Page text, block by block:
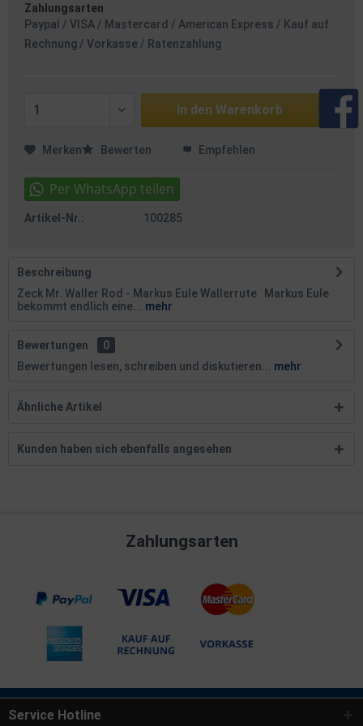
Zahlungsarten
Paypal / VISA / Mastercard / American Express / Kauf auf
Rechnung / Vorkasse / Ratenzahlung
In den Warenkorb
Merken Bewerten Empfehlen
Artikel-Nr.: 100285
Beschreibung
Zeck Mr. Waller Rod - Markus Eule Wallerrute Markus Eule
bekommt endlich eine...
mehr
Bewertungen
0
Bewertungen lesen, schreiben und diskutieren...
mehr
Ähnliche Artikel
Kunden haben sich ebenfalls angesehen
Zahlungsarten
Service Hotline